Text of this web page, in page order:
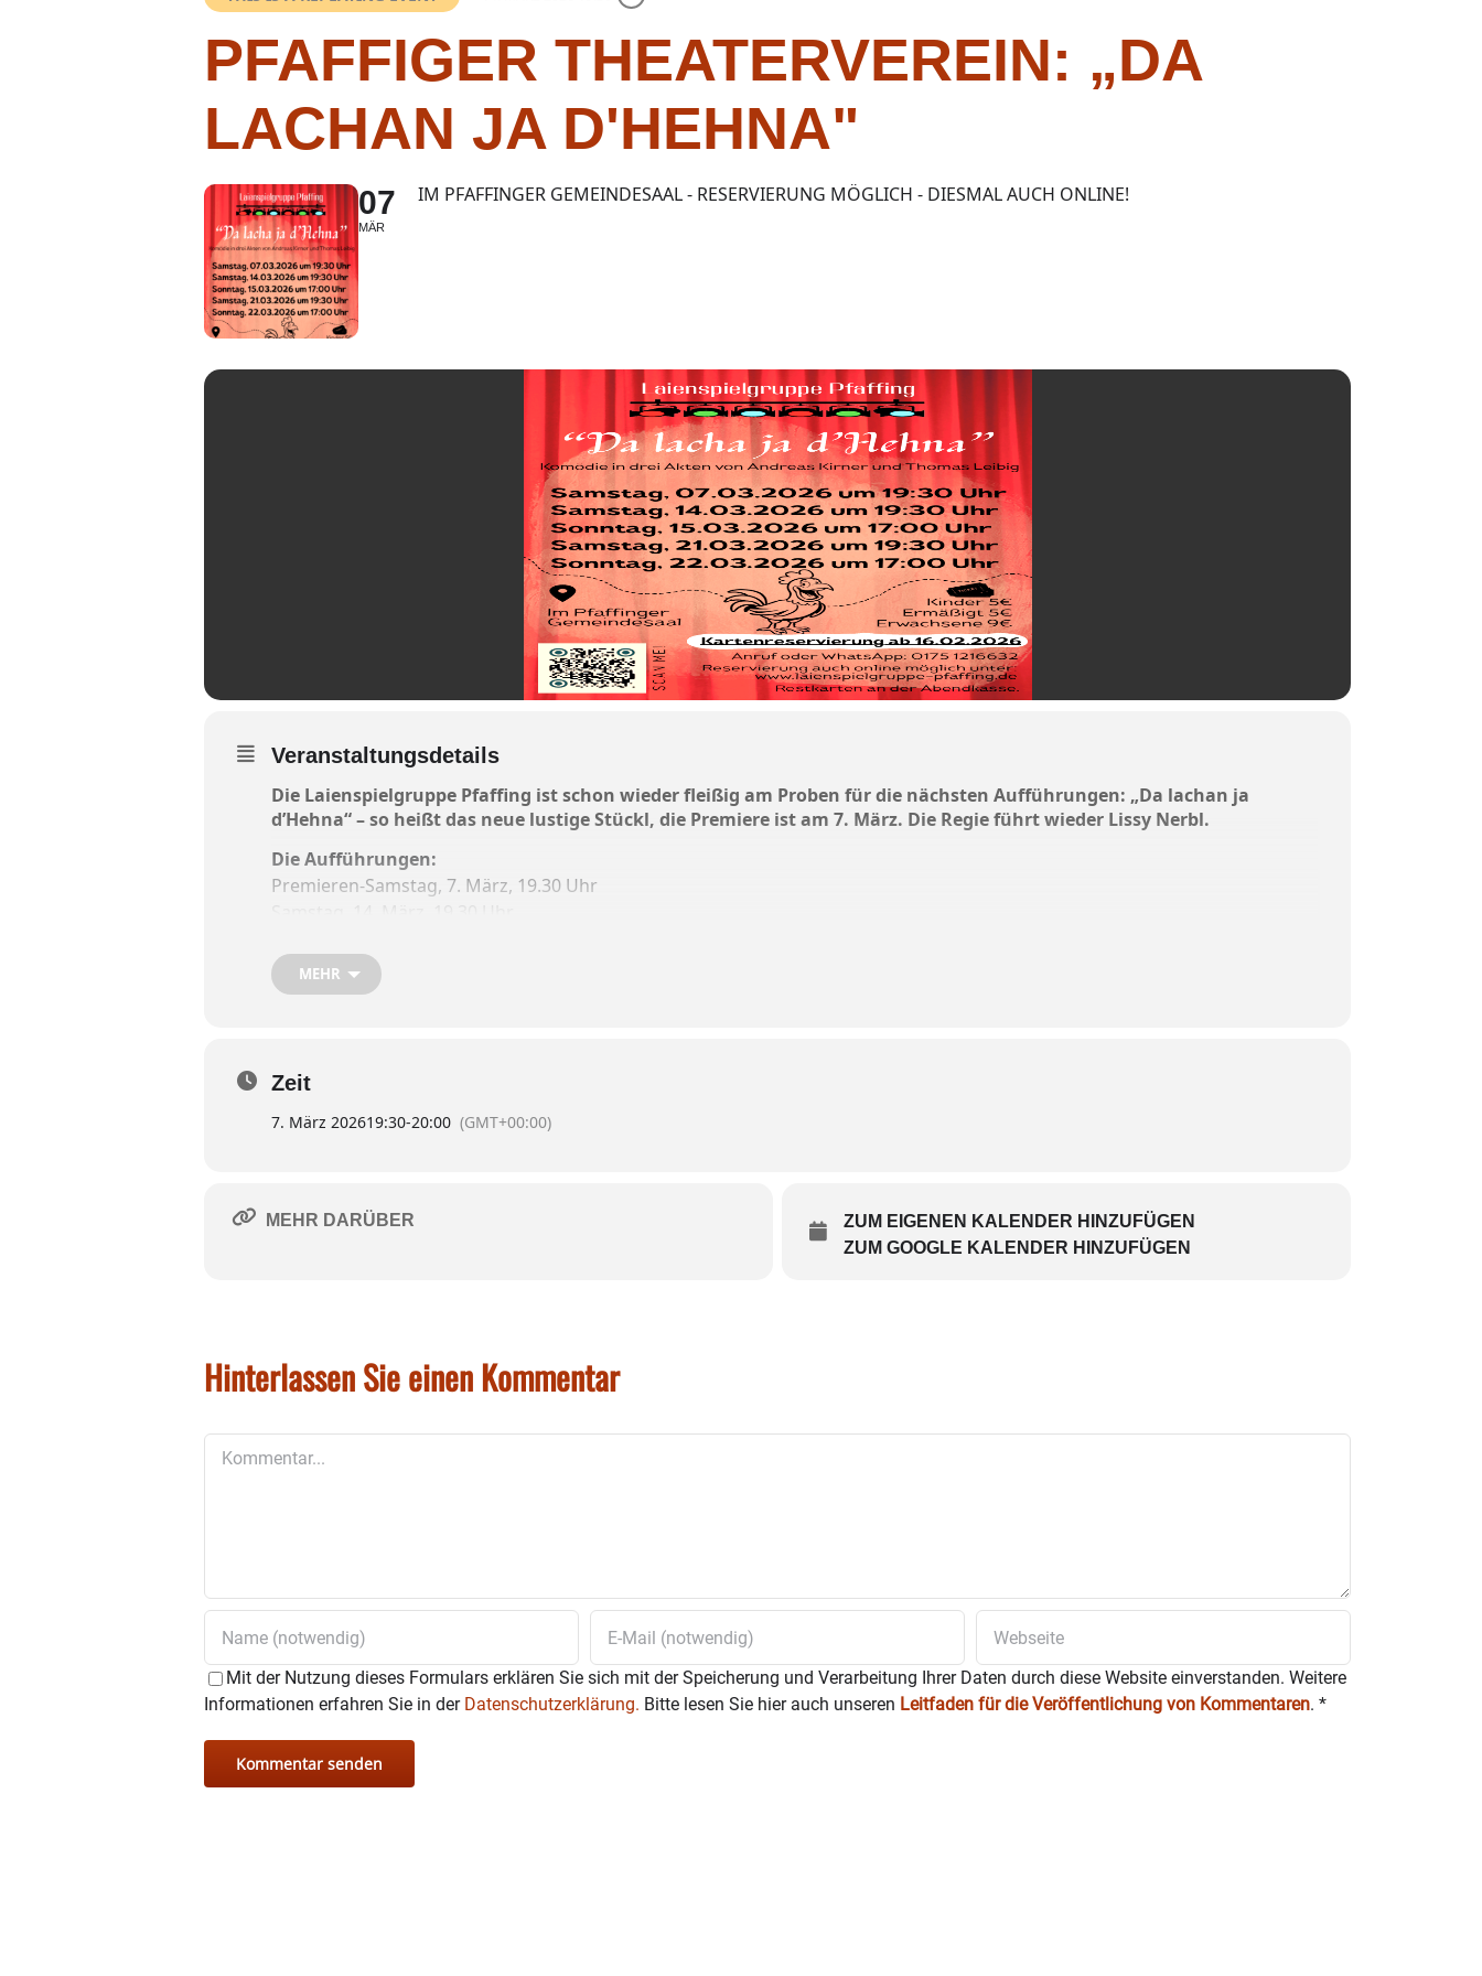
PFAFFIGER THEATERVEREIN: „DA
LACHAN JA D'HEHNA"
07
MÄR
IM PFAFFINGER GEMEINDESAAL - RESERVIERUNG MÖGLICH - DIESMAL AUCH ONLINE!
Veranstaltungsdetails
Die Laienspielgruppe Pfaffing ist schon wieder fleißig am Proben für die nächsten Aufführungen: „Da lachan ja
d’Hehna“ – so heißt das neue lustige Stückl, die Premiere ist am 7. März. Die Regie führt wieder Lissy Nerbl.
Die Aufführungen:
Premieren-Samstag, 7. März, 19.30 Uhr
Samstag, 21. März, 19.30 Uhr
Sonntag, 22. März, 17 Uhr (!)
Zum ersten Mal gibt es auch die Möglichkeit, die Karten online zu reservieren.
Unter
MEHR
Zeit
7. März 202619:30-20:00 (GMT+00:00)
MEHR DARÜBER
ZUM EIGENEN KALENDER HINZUFÜGEN
ZUM GOOGLE KALENDER HINZUFÜGEN
Hinterlassen Sie einen Kommentar
Mit der Nutzung dieses Formulars erklären Sie sich mit der Speicherung und Verarbeitung Ihrer Daten durch diese Website einverstanden. Weitere
Informationen erfahren Sie in der Datenschutzerklärung. Bitte lesen Sie hier auch unseren Leitfaden für die Veröffentlichung von Kommentaren. *